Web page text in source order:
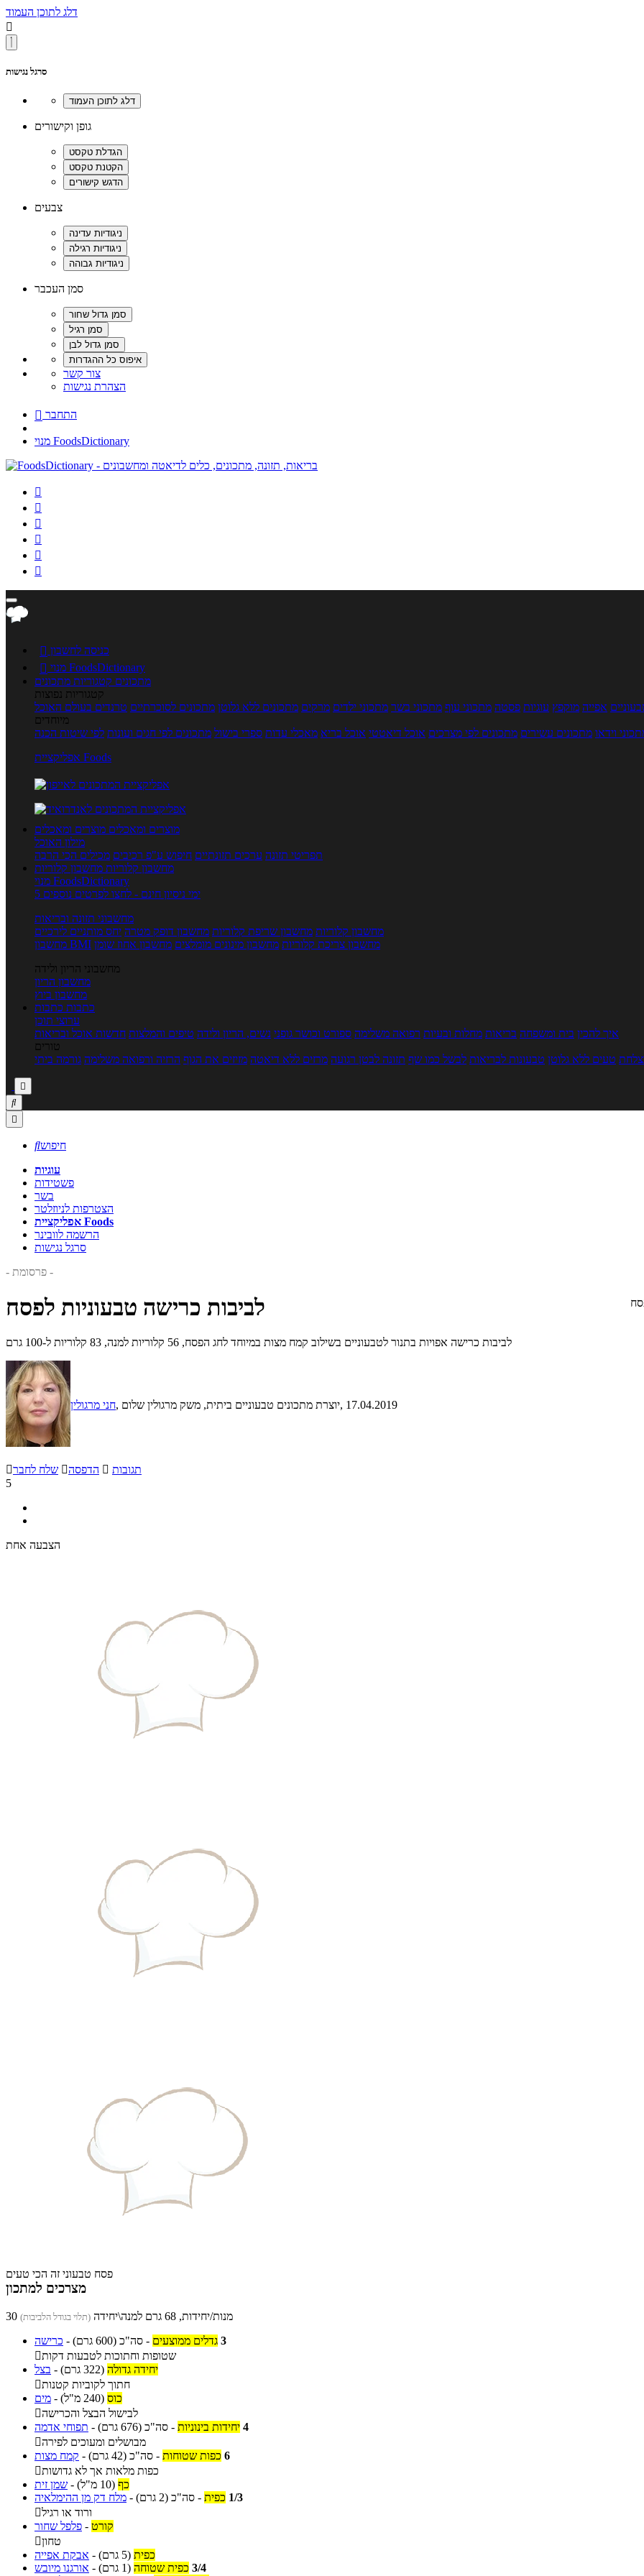
דלג לתוכן העמוד

סרגל נגישות
גופן וקישורים
צבעים
סמן העכבר
צור קשר
הצהרת נגישות
 התחבר
מנוי FoodsDictionary






 כניסה לחשבון

מנוי FoodsDictionary
מתכונים קטגוריות מתכונים
קטגוריות נפוצות
אפייה מוקפץ עוגיות פסטה מתכוני עוף מתכוני בשר מתכוני ילדים מרקים מתכונים ללא גלוטן מתכונים לסוכרתיים טרנדים בעולם האוכל
מיוחדים
וידאו מתכונים עשירים מתכונים לפי מצרכים אוכל דיאטטי אוכל בריא מאכלי עדות ספרי בישול מתכונים לפי חגים ועונות לפי שיטות הכנה
אפליקציית Foods
מוצרים ומאכלים מוצרים ומאכלים
מילון האוכל
תפריטי תזונה ערכים תזונתיים חיפוש ע"פ רכיבים מכילים הכי הרבה
מחשבון קלוריות מחשבון קלוריות
מנוי FoodsDictionary
5 ימי ניסיון חינם - לחצו לפרטים נוספים
מחשבוני תזונה ובריאות
מחשבון קלוריות מחשבון שריפת קלוריות מחשבון דופק מטרה יחס מותניים לירכיים
מחשבון BMI
מחשבון צריכת קלוריות מחשבון מינונים מומלצים מחשבון אחוז שומן
מחשבוני הריון ולידה
מחשבון הריון
מחשבון ביוץ
כתבות כתבות
ערוצי תוכן
איך להכין בית ומשפחה בריאות מחלות ובעיות רפואה משלימה ספורט וכושר גופני נשים, הריון ולידה טיפים והמלצות חדשות אוכל ובריאות
טורים
טעים ללא גלוטן טבעונות לבריאות לבשל כמו שף תזונה לבטן רגועה מרזים ללא דיאטה מזיזים את הגוף הרזיה ורפואה משלימה גורמה ביתי



חיפוש
עוגיות
פשטידות
בשר
הצטרפות לניוזלטר
אפליקציית Foods
הרשמה לוובינר
סרגל נגישות
- פרסומת -
לביבות כרישה טבעוניות לפסח
לביבות כרישה אפויות בתנור לטבעוניים בשילוב קמח מצות במיוחד לחג הפסח, 56 קלוריות למנה, 83 קלוריות ל-100 גרם
חני מרגולין , יוצרת מתכונים טבעוניים ביתית, משק מרגולין שלום, 17.04.2019
שלח לחבר הדפסה  תגובות
5
הצבעה אחת
פסח טבעוני זה הכי טעים
מצרכים למתכון
30 מנות/יחידות, 68 גרם למנה\יחידה (תלוי בגודל הלביבות)
כרישה - 3 גדלים ממוצעים - סה"כ (600 גרם)
שטופות וחתוכות לטבעות דקות
בצל - יחידה גדולה (322 גרם)
חתוך לקוביות קטנות
מים - כוס (240 מ"ל)
לבישול הבצל והכרישה
תפוחי אדמה - 4 יחידות בינוניות - סה"כ (676 גרם)
מבושלים ומעוכים לפירה
קמח מצות - 6 כפות שטוחות - סה"כ (42 גרם)
כפות מלאות אך לא גדושות
שמן זית - כף (10 מ"ל)
מלח דק מן ההימלאיה - 1/3 כפית - סה"כ (2 גרם)
ורוד או רגיל
פלפל שחור - קורט
טחון
אבקת אפייה - כפית (5 גרם)
אורגנו מיובש - 3/4 כפית שטוחה (1 גרם)